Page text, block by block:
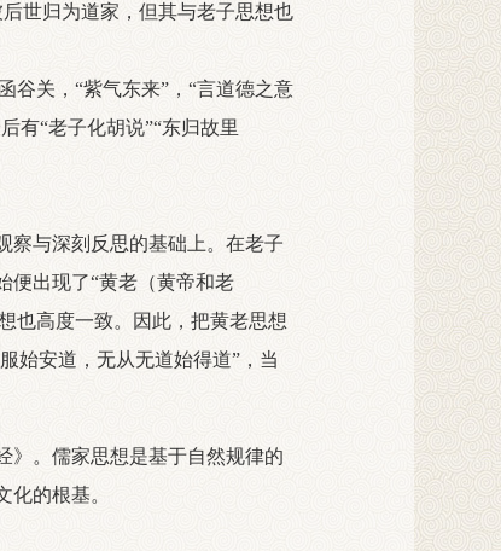
世归为道家，但其与老子思想也
关，“紫气东来”，“言道德之意
有“老子化胡说”“东归故里
察与深刻反思的基础上。在老子
便出现了“黄老（黄帝和老
也高度一致。因此，把黄老思想
始安道，无从无道始得道”，当
》。儒家思想是基于自然规律的
的根基。